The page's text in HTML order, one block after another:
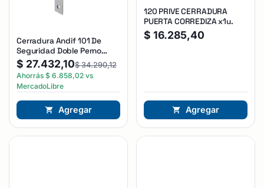
Cerradura Andif 101 De
Seguridad Doble Perno
Reforzada Plateado
$ 27.432,10$34.290,12
Ahorrás $ 6.858,02 vs
MercadoLibre
Agregar
120 PRIVE CERRADURA
PUERTA CORREDIZA x1u.
$ 16.285,40
Agregar